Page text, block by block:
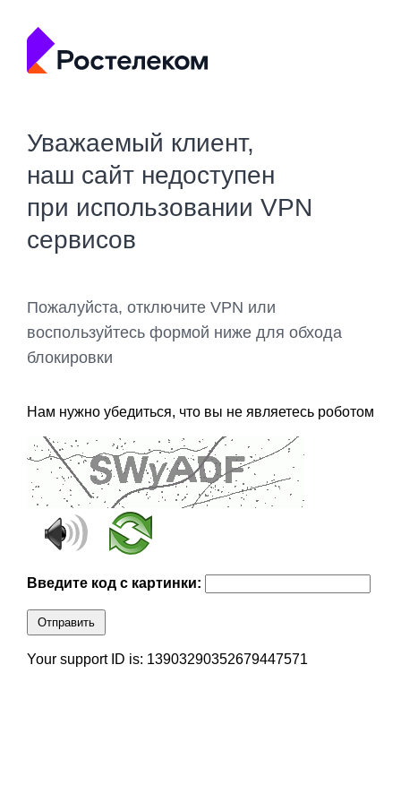
Уважаемый клиент,
наш сайт недоступен
при использовании VPN
сервисов
Пожалуйста, отключите VPN или
воспользуйтесь формой ниже для обхода
блокировки
Нам нужно убедиться, что вы не являетесь роботом
Введите код с картинки:
Отправить
Your support ID is: 13903290352679447571